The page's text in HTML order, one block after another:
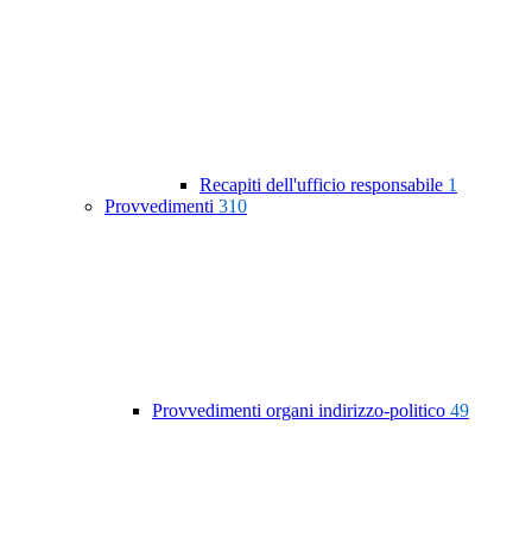
Recapiti dell'ufficio responsabile 1
Provvedimenti 310
Provvedimenti organi indirizzo-politico 49